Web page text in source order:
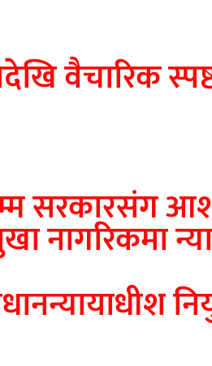
वैचारिक
सरकारसंग
नागरिकमा